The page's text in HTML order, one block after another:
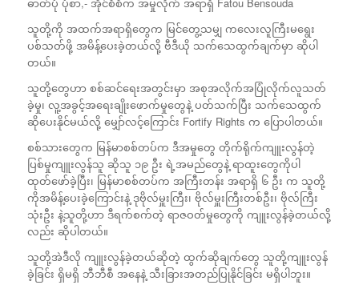
သူတို့ကို အထက်အရာရှိတွေက မြင်တွေ့သမျှ ကလေးလူကြီးမရွေး
ပစ်သတ်ဖို့ အမိန့်ပေးခဲ့တယ်လို့ ဗီဒီယို သက်သေထွက်ချက်မှာ ဆိုပါ
တယ်။
သူတို့တွေဟာ စစ်ဆင်ရေးအတွင်းမှာ အစုအလိုက်အပြုံလိုက်လူသတ်
ခဲ့မှု၊ လူ့အခွင့်အရေးချိုးဖောက်မှုတွေနဲ့ ပတ်သက်ပြီး သက်သေထွက်
ဆိုပေးနိုင်မယ်လို့ မျှော်လင့်ကြောင်း Fortify Rights က ပြောပါတယ်။
စစ်သားတွေက မြန်မာစစ်တပ်က ဒီအမှုတွေ တိုက်ရိုက်ကျူးလွန်တဲ့
ပြစ်မှုကျူးလွန်သူ ဆိုသူ ၁၉ ဦး ရဲ့အမည်တွေနဲ့ ရာထူးတွေကိုပါ
ထုတ်ဖော်ခဲ့ပြီး၊ မြန်မာစစ်တပ်က အကြီးတန်း အရာရှိ ၆ ဦး က သူတို့
ကိုအမိန့်ပေးခဲ့ကြောင်းနဲ့ ဒုဗိုလ်မှူးကြီး၊ ဗိုလ်မှူးကြီးတစ်ဦး၊ ဗိုလ်ကြီး
သုံးဦး နဲ့သူတို့ဟာ ဒီရက်စက်တဲ့ ရာဇဝတ်မှုတွေကို ကျူးလွန်ခဲ့တယ်လို့
လည်း ဆိုပါတယ်။
သူတို့အဲဒီလို ကျူးလွန်ခဲ့တယ်ဆိုတဲ့ ထွက်ဆိုချက်တွေ သူတို့ကျူးလွန်
ခဲ့ခြင်း ရှိမရှိ ဘီဘီစီ အနေနဲ့ သီးခြားအတည်ပြုနိုင်ခြင်း မရှိပါဘူး။